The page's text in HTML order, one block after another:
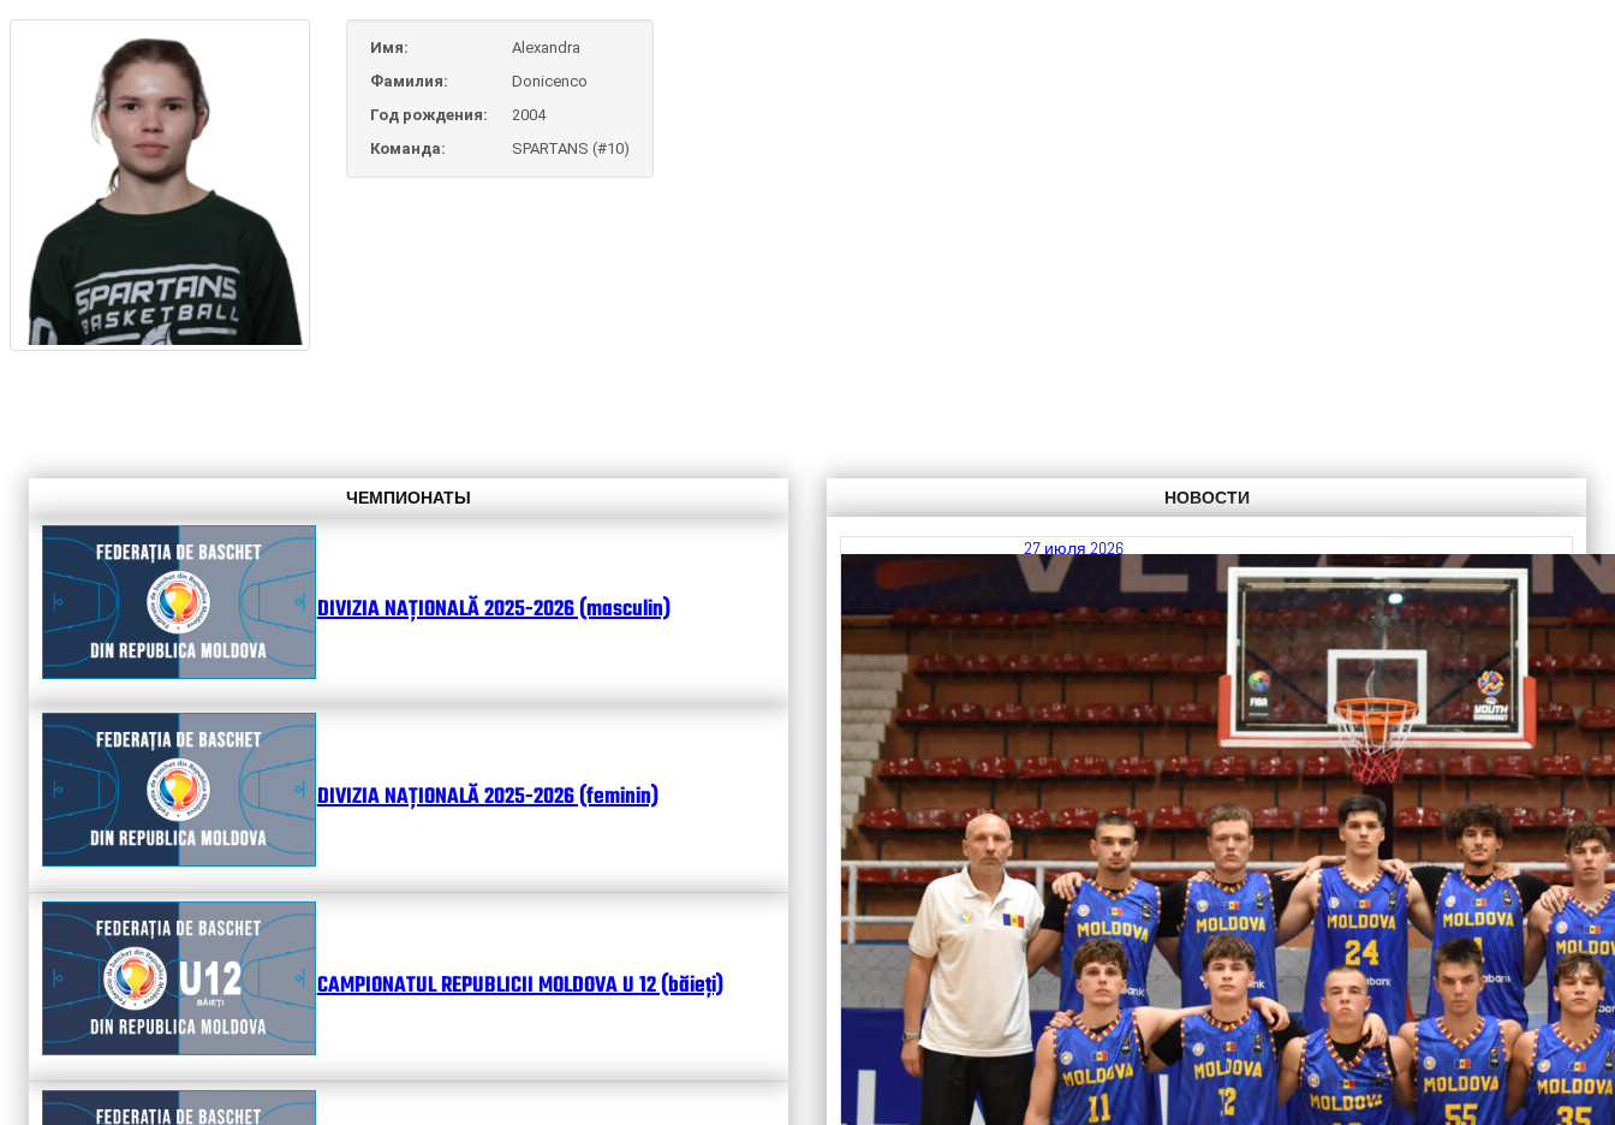
Имя:
Alexandra
Фамилия:
Donicenco
Год рождения:
2004
Команда:
SPARTANS (#10)
ЧЕМПИОНАТЫ
DIVIZIA NAȚIONALĂ 2025-2026 (masculin)
DIVIZIA NAȚIONALĂ 2025-2026 (feminin)
CAMPIONATUL REPUBLICII MOLDOVA U 12 (băieți)
НОВОСТИ
27 июля 2026
Итоги FIBA U18 EuroBasket 2026, Division C
КалендарьТаблица Выберите Обзор Статистика Матч сыгран 0
Читать далее